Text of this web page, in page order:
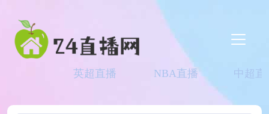
英超直播 NBA直播 中超直